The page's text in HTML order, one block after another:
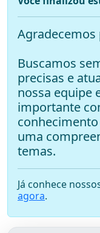
Agradecemos
Buscamos
precisas e
nossa equipe
importante
uma
temas.
Já conhece
agora.